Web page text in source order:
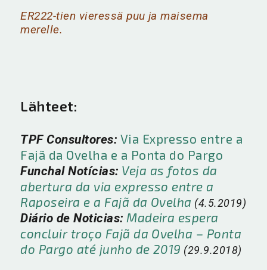
ER222-tien vieressä puu ja maisema
merelle.
Lähteet:
TPF Consultores: Via Expresso entre a
Fajã da Ovelha e a Ponta do Pargo
Funchal Notícias: Veja as fotos da
abertura da via expresso entre a
Raposeira e a Fajã da Ovelha (4.5.2019)
Diário de Noticias: Madeira espera
concluir troço Fajã da Ovelha – Ponta
do Pargo até junho de 2019 (29.9.2018)